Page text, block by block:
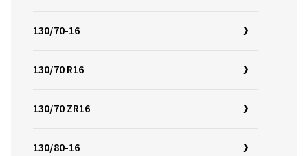
130/70-16
130/70 R16
130/70 ZR16
130/80-16